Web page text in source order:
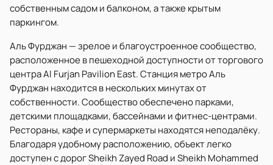
собственным садом и балконом, а также крытым
паркингом.
Аль Фурджан — зрелое и благоустроенное сообщество,
расположенное в пешеходной доступности от торгового
центра Al Furjan Pavilion East. Станция метро Аль
Фурджан находится в нескольких минутах от
собственности. Сообщество обеспечено парками,
детскими площадками, бассейнами и фитнес-центрами.
Рестораны, кафе и супермаркеты находятся неподалёку.
Благодаря удобному расположению, объект легко
доступен с дорог Sheikh Zayed Road и Sheikh Mohammed